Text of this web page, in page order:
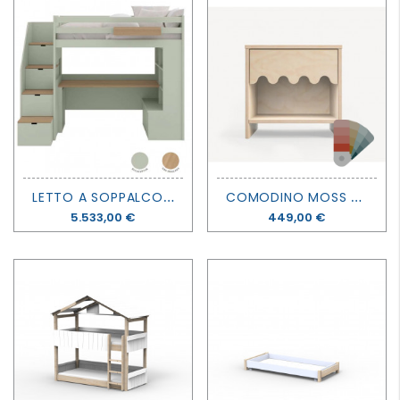
L
ETTO A SOPPALCO XL CON LIBRERIA E SCRIVANIA - MUBA
Prezzo
5.533,00 €
C
OMODINO MOSS - OEUF
Prezzo
449,00 €